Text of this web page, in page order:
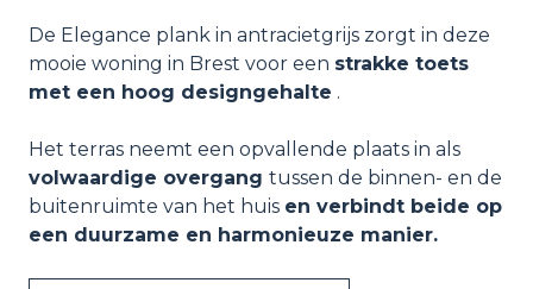
De Elegance plank in antracietgrijs zorgt in deze
mooie woning in Brest voor een strakke toets
met een hoog designgehalte .
Het terras neemt een opvallende plaats in als
volwaardige overgang tussen de binnen- en de
buitenruimte van het huis en verbindt beide op
een duurzame en harmonieuze manier.